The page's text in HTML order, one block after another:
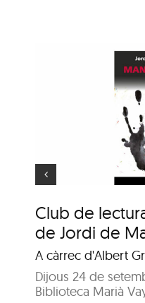
Club de
de Jordi de
A càrrec d'Albert
Dijous 24 de
Biblioteca Marià